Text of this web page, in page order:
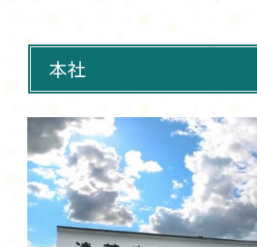
本社